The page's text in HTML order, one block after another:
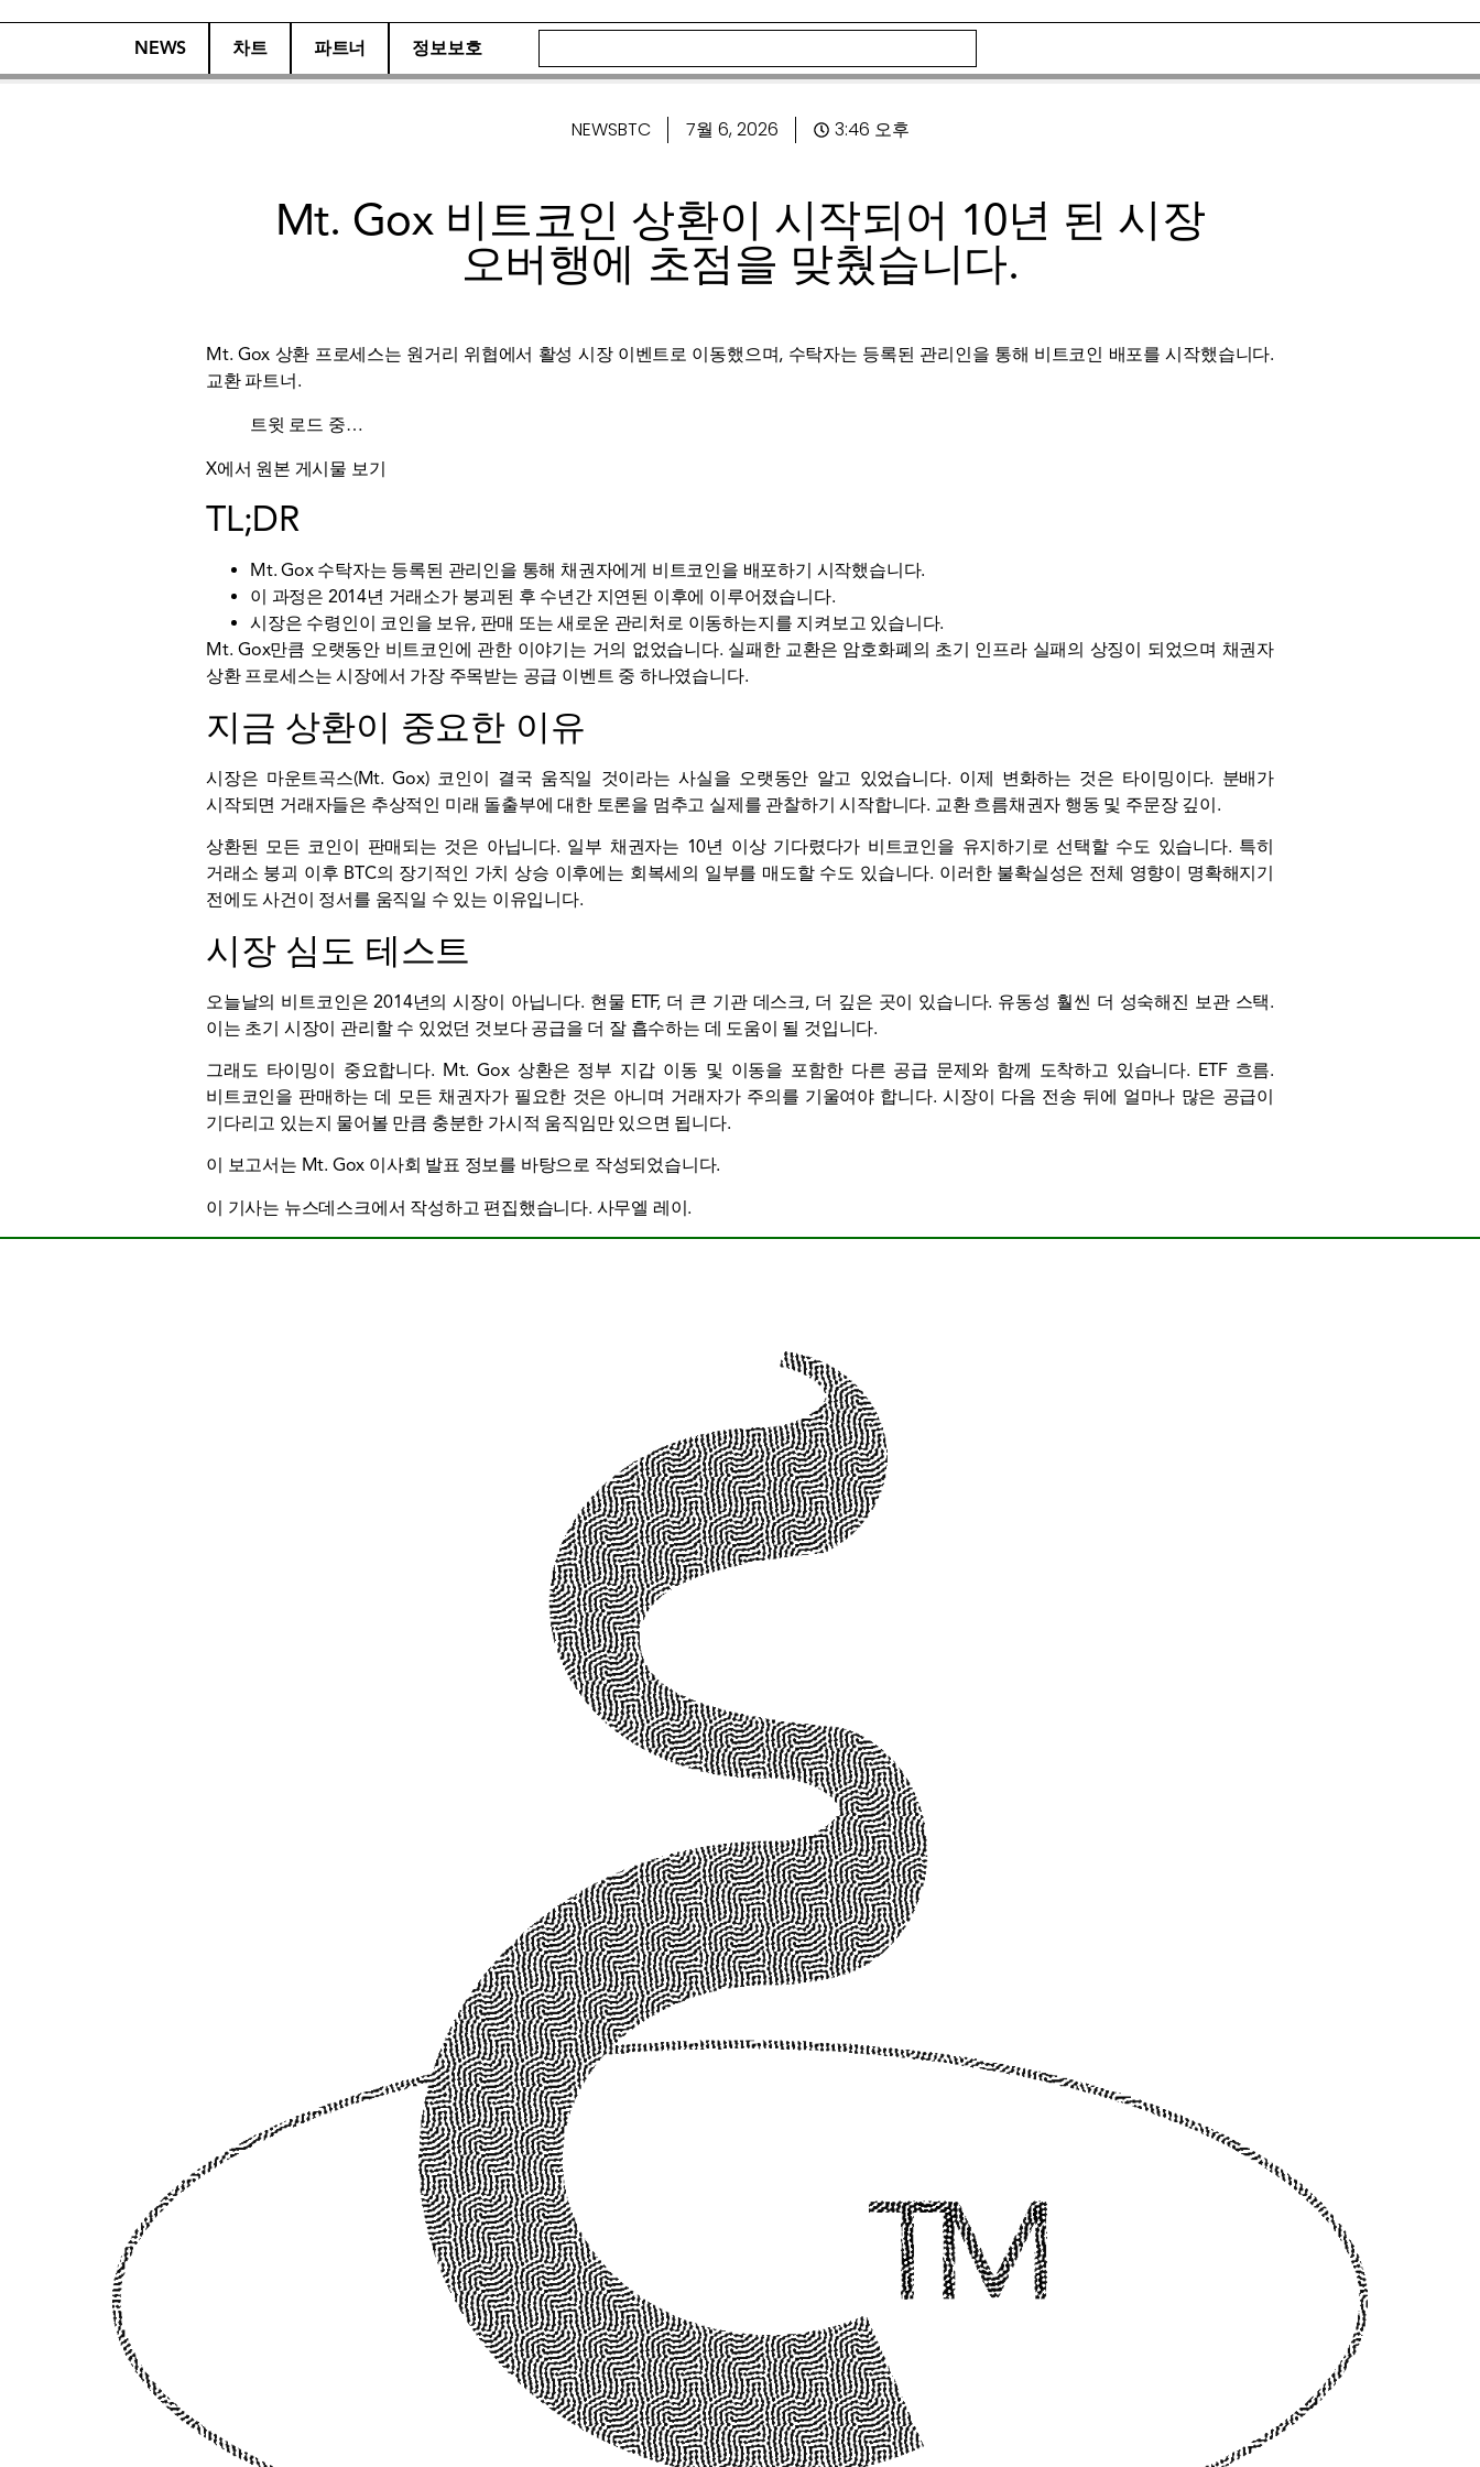
NEWS 차트 파트너 정보보호
NEWSBTC 7월 6, 2026 3:46 오후
Mt. Gox 비트코인 ​​상환이 시작되어 10년 된 시장
오버행에 초점을 맞췄습니다.
Mt. Gox 상환 프로세스는 원거리 위협에서 활성 시장 이벤트로 이동했으며, 수탁자는 등록된 관리인을 통해 비트코인 ​​배포를 시작했습니다.
교환파트너.
트윗 로드 중…
X에서 원본 게시물 보기
TL;DR
Mt. Gox 수탁자는 등록된 관리인을 통해 채권자에게 비트코인을 배포하기 시작했습니다.
이 과정은 2014년 거래소가 붕괴된 후 수년간 지연된 이후에 이루어졌습니다.
시장은 수령인이 코인을 보유, 판매 또는 새로운 관리처로 이동하는지를 지켜보고 있습니다.
Mt. Gox만큼 오랫동안 비트코인에 관한 이야기는 거의 없었습니다. 실패한 교환은 암호화폐의 초기 인프라 실패의 상징이 되었으며 채권자
상환 프로세스는 시장에서 가장 주목받는 공급 이벤트 중 하나였습니다.
지금 상환이 중요한 이유
시장은 마운트곡스(Mt. Gox) 코인이 결국 움직일 것이라는 사실을 오랫동안 알고 있었습니다. 이제 변화하는 것은 타이밍이다. 분배가
시작되면 거래자들은 추상적인 미래 돌출부에 대한 토론을 멈추고 실제를 관찰하기 시작합니다. 교환 흐름채권자 행동 및 주문장 깊이.
상환된 모든 코인이 판매되는 것은 아닙니다. 일부 채권자는 10년 이상 기다렸다가 비트코인을 유지하기로 선택할 수도 있습니다. 특히
거래소 붕괴 이후 BTC의 장기적인 가치 상승 이후에는 회복세의 일부를 매도할 수도 있습니다. 이러한 불확실성은 전체 영향이 명확해지기
전에도 사건이 정서를 움직일 수 있는 이유입니다.
시장 심도 테스트
오늘날의 비트코인은 2014년의 시장이 아닙니다. 현물 ETF, 더 큰 기관 데스크, 더 깊은 곳이 있습니다. 유동성 훨씬 더 성숙해진 보관스택.
이는 초기 시장이 관리할 수 있었던 것보다 공급을 더 잘 흡수하는 데 도움이 될 것입니다.
그래도 타이밍이 중요합니다. Mt. Gox 상환은 정부 지갑 이동 및 이동을 포함한 다른 공급 문제와 함께 도착하고 있습니다. ETF 흐름.
비트코인을 판매하는 데 모든 채권자가 필요한 것은 아니며 거래자가 주의를 기울여야 합니다. 시장이 다음 전송 뒤에 얼마나 많은 공급이
기다리고 있는지 물어볼 만큼 충분한 가시적 움직임만 있으면 됩니다.
이 보고서는 Mt. Gox 이사회 발표 정보를 바탕으로 작성되었습니다.
이 기사는 뉴스데스크에서 작성하고 편집했습니다. 사무엘 레이.